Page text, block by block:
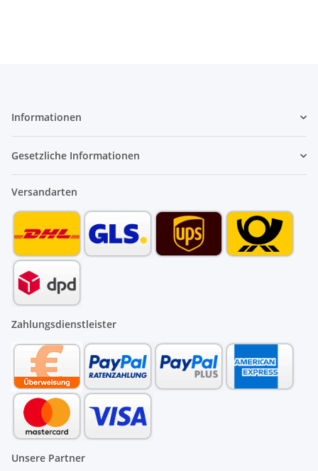
Informationen
Gesetzliche Informationen
Versandarten
Zahlungsdienstleister
Unsere Partner